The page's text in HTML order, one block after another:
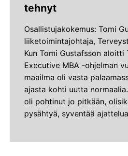
tehnyt
Osallistujakokemus: Tomi
liiketoimintajohtaja,
Kun Tomi Gustafsson aloitti
Executive MBA -ohjelman
maailma oli vasta
ajasta kohti uutta
oli pohtinut jo pitkään,
pysähtyä, syventää